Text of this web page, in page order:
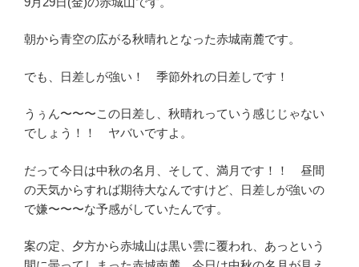
朝から青空の広がる秋晴れとなった赤城南麓です。
でも、日差しが強い！ 季節外れの日差しです！
うぅん〜〜〜この日差し、秋晴れっていう感じじゃない
でしょう！！ ヤバいですよ。
だって今日は中秋の名月、そして、満月です！！ 昼間
の天気からすれば期待大なんですけど、日差しが強いの
で嫌〜〜〜な予感がしていたんです。
案の定、夕方から赤城山は黒い雲に覆われ、あっという